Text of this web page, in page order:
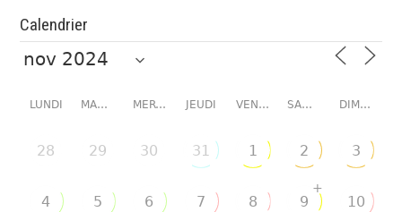
Calendrier
LUNDI MARDI MERCREDI JEUDI VENDREDI SAMEDI DIMANCHE
28 29 30 31 1 2 3
4 5 6 7 8 9
+
10